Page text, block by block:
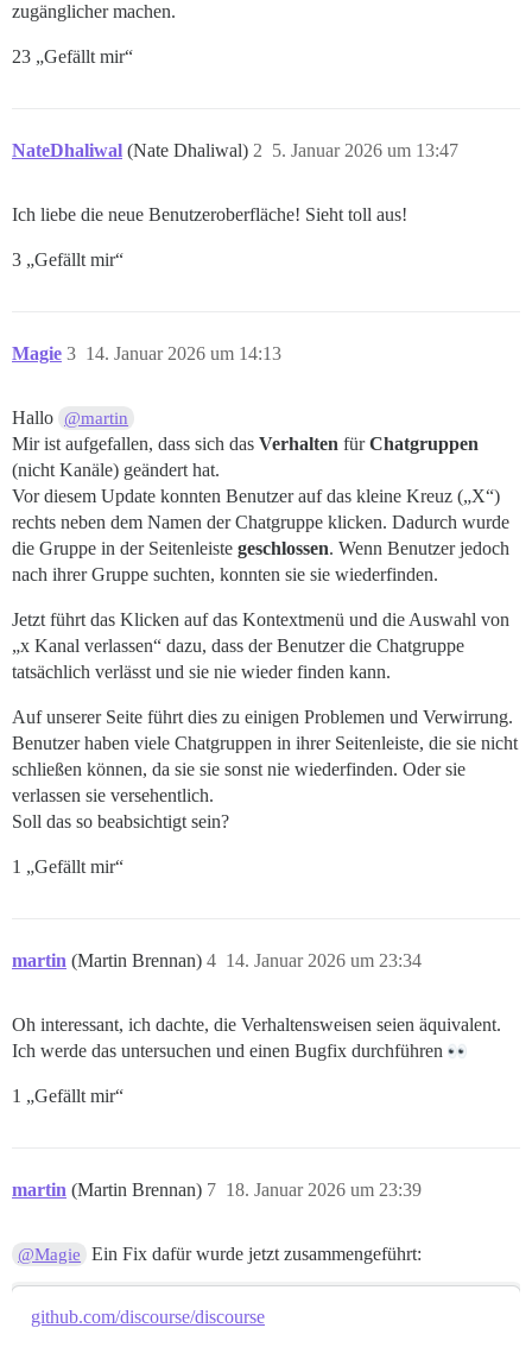
zugänglicher machen.
23 „Gefällt mir“
NateDhaliwal (Nate Dhaliwal) 5. Januar 2026 um 13:47
2
Ich liebe die neue Benutzeroberfläche! Sieht toll aus!
3 „Gefällt mir“
Magie 14. Januar 2026 um 14:13
3
Hallo @martin
Mir ist aufgefallen, dass sich das Verhalten fürChatgruppen
(nicht Kanäle) geändert hat.
Vor diesem Update konnten Benutzer auf das kleine Kreuz („X“)
rechts neben dem Namen der Chatgruppe klicken. Dadurch wurde
die Gruppe in der Seitenleiste geschlossen. Wenn Benutzer jedoch
nach ihrer Gruppe suchten, konnten sie sie wiederfinden.
Jetzt führt das Klicken auf das Kontextmenü und die Auswahl von
„x Kanal verlassen“ dazu, dass der Benutzer die Chatgruppe
tatsächlich verlässt und sie nie wieder finden kann.
Auf unserer Seite führt dies zu einigen Problemen und Verwirrung.
Benutzer haben viele Chatgruppen in ihrer Seitenleiste, die sie nicht
schließen können, da sie sie sonst nie wiederfinden. Oder sie
verlassen sie versehentlich.
Soll das so beabsichtigt sein?
1 „Gefällt mir“
martin (Martin Brennan) 14. Januar 2026 um 23:34
4
Oh interessant, ich dachte, die Verhaltensweisen seien äquivalent.
Ich werde das untersuchen und einen Bugfix durchführen
1 „Gefällt mir“
martin (Martin Brennan) 18. Januar 2026 um 23:39
7
@Magie Ein Fix dafür wurde jetzt zusammengeführt:
github.com/discourse/discourse